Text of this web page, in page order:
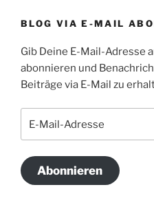
BLOG VIA E-MAIL
Gib Deine E-Mail-Adresse
abonnieren und
Beiträge via E-Mail zu
Abonnieren